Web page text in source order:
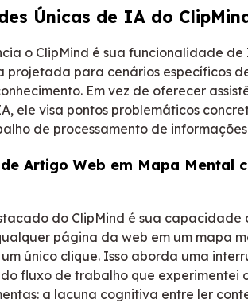
Únicas de IA do
o ClipMind é sua funcionalidade de
projetada para cenários específicos
Em vez de oferecer
ele visa pontos problemáticos
de processamento de
Artigo Web em Mapa Mental
do ClipMind é sua capacidade
página da web em um mapa
único clique. Isso aborda uma
fluxo de trabalho que experimentei
a lacuna cognitiva entre ler